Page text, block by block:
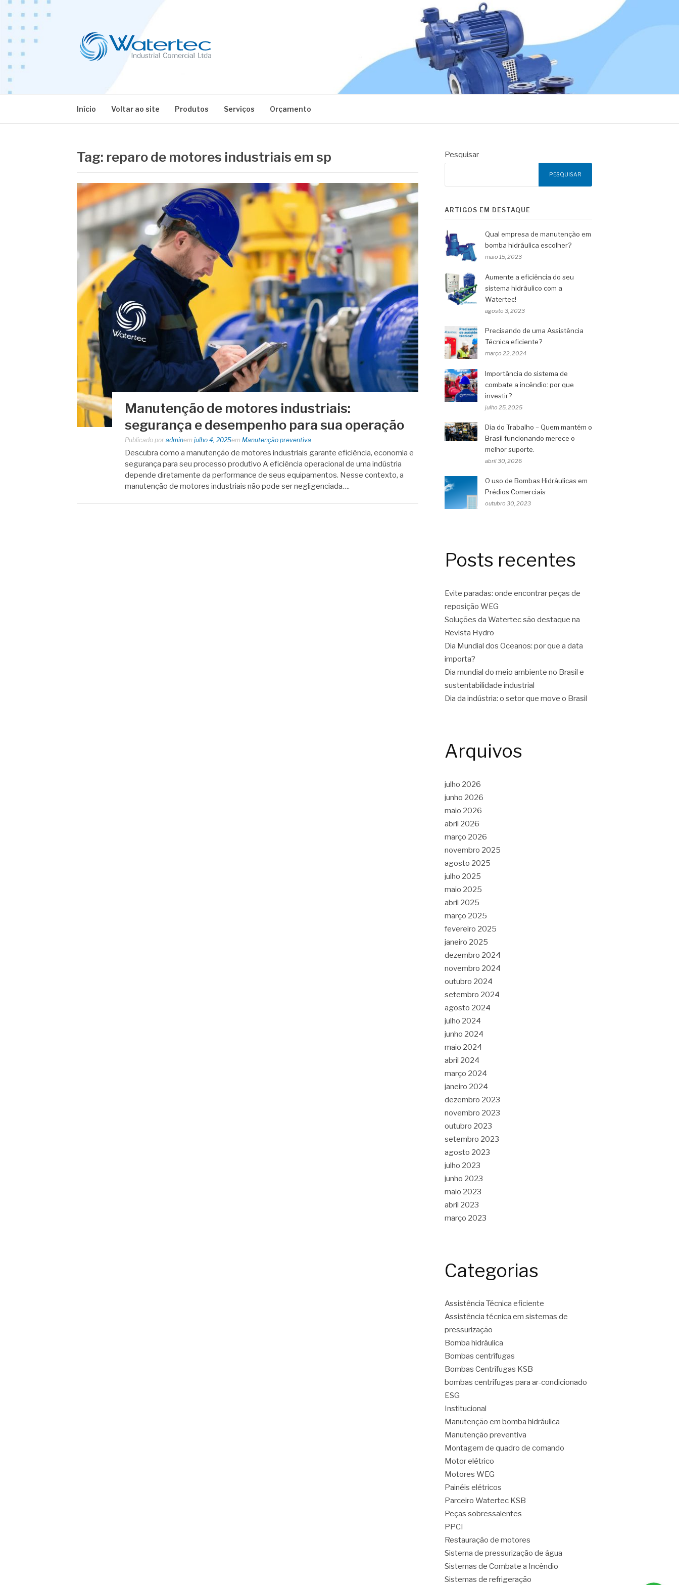
Pular
para
conteúdo
Início Voltar ao site Produtos Serviços Orçamento
Tag: reparo de motores industriais em sp
Manutenção de motores industriais:
segurança e desempenho para sua operação
Publicado por adminem julho 4, 2025em Manutenção preventiva
Descubra como a manutenção de motores industriais garante eficiência, economia e
segurança para seu processo produtivo A eficiência operacional de uma indústria
depende diretamente da performance de seus equipamentos. Nesse contexto, a
manutenção de motores industriais não pode ser negligenciada….
Pesquisar
PESQUISAR
ARTIGOS EM DESTAQUE
Qual empresa de manutenção em
bomba hidráulica escolher?
maio 15, 2023
Aumente a eficiência do seu
sistema hidráulico com a
Watertec!
agosto 3, 2023
Precisando de uma Assistência
Técnica eficiente?
março 22, 2024
Importância do sistema de
combate a incêndio: por que
investir?
julho 25, 2025
Dia do Trabalho – Quem mantém o
Brasil funcionando merece o
melhor suporte.
abril 30, 2026
O uso de Bombas Hidráulicas em
Prédios Comerciais
outubro 30, 2023
Posts recentes
Evite paradas: onde encontrar peças de
reposição WEG
Soluções da Watertec são destaque na
Revista Hydro
Dia Mundial dos Oceanos: por que a data
importa?
Dia mundial do meio ambiente no Brasil e
sustentabilidade industrial
Dia da indústria: o setor que move o Brasil
Arquivos
julho 2026
junho 2026
maio 2026
abril 2026
março 2026
novembro 2025
agosto 2025
julho 2025
maio 2025
abril 2025
março 2025
fevereiro 2025
janeiro 2025
dezembro 2024
novembro 2024
outubro 2024
setembro 2024
agosto 2024
julho 2024
junho 2024
maio 2024
abril 2024
março 2024
janeiro 2024
dezembro 2023
novembro 2023
outubro 2023
setembro 2023
agosto 2023
julho 2023
junho 2023
maio 2023
abril 2023
março 2023
Categorias
Assistência Técnica eficiente
Assistência técnica em sistemas de
pressurização
Bomba hidráulica
Bombas centrífugas
Bombas Centrífugas KSB
bombas centrífugas para ar-condicionado
ESG
Institucional
Manutenção em bomba hidráulica
Manutenção preventiva
Montagem de quadro de comando
Motor elétrico
Motores WEG
Painéis elétricos
Parceiro Watertec KSB
Peças sobressalentes
PPCI
Restauração de motores
Sistema de pressurização de água
Sistemas de Combate a Incêndio
Sistemas de refrigeração